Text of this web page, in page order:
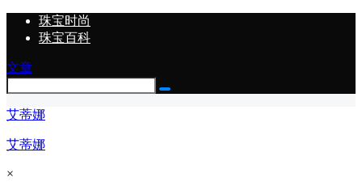
珠宝时尚
珠宝百科
文章
艾蒂娜
艾蒂娜
×